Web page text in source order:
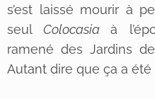
s’est laissé mourir à
seulColocasiaà
ramené des Jardins
Autant dire que ça a été